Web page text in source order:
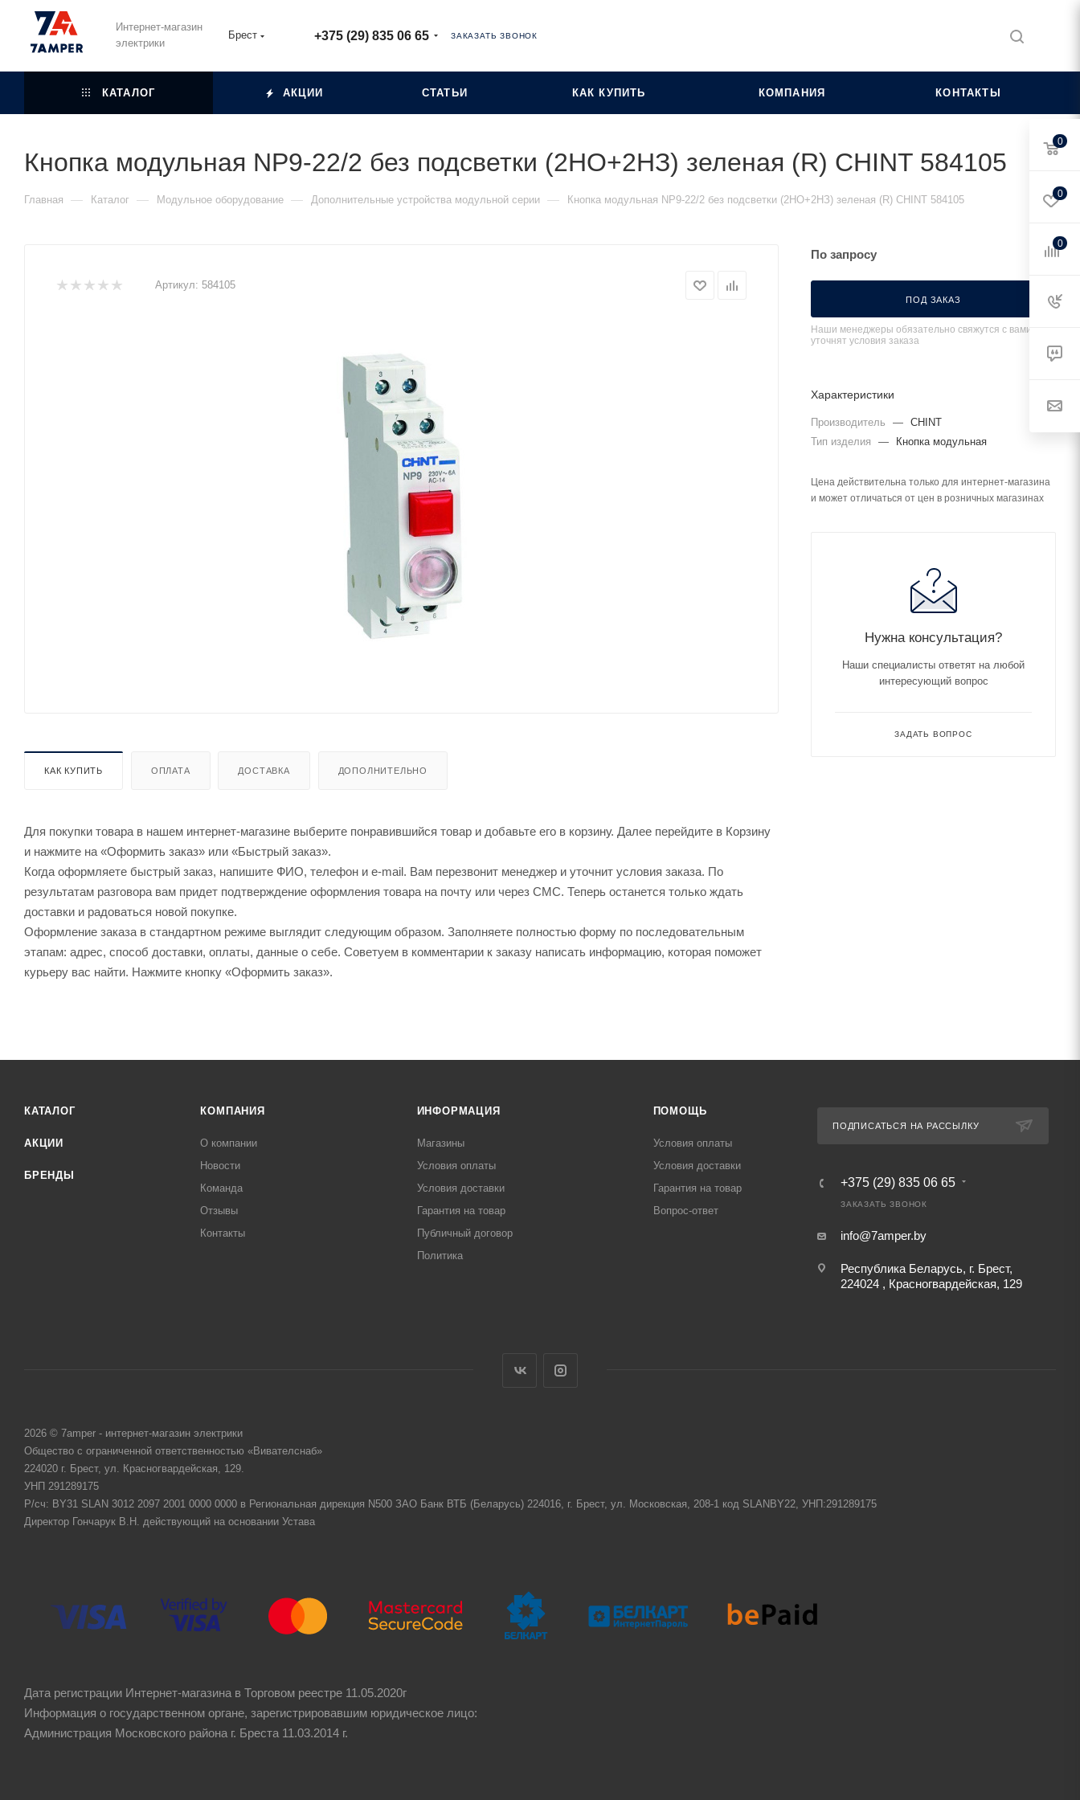
Интернет-магазин
электрики
Брест +375 (29) 835 06 65 ЗАКАЗАТЬ ЗВОНОК
КАТАЛОГ АКЦИИ СТАТЬИ КАК КУПИТЬ КОМПАНИЯ КОНТАКТЫ
Кнопка модульная NP9-22/2 без подсветки (2НО+2НЗ) зеленая (R) CHINT 584105
Главная — Каталог — Модульное оборудование — Дополнительные устройства модульной серии — Кнопка модульная NP9-22/2 без подсветки (2НО+2НЗ) зеленая (R) CHINT 584105
Артикул: 584105
КАК КУПИТЬ ОПЛАТА ДОСТАВКА ДОПОЛНИТЕЛЬНО
Для покупки товара в нашем интернет-магазине выберите понравившийся товар и добавьте его в корзину. Далее перейдите в Корзину
и нажмите на «Оформить заказ» или «Быстрый заказ».
Когда оформляете быстрый заказ, напишите ФИО, телефон и e-mail. Вам перезвонит менеджер и уточнит условия заказа. По
результатам разговора вам придет подтверждение оформления товара на почту или через СМС. Теперь останется только ждать
доставки и радоваться новой покупке.
Оформление заказа в стандартном режиме выглядит следующим образом. Заполняете полностью форму по последовательным
этапам: адрес, способ доставки, оплаты, данные о себе. Советуем в комментарии к заказу написать информацию, которая поможет
курьеру вас найти. Нажмите кнопку «Оформить заказ».
По запросу
ПОД ЗАКАЗ
Наши менеджеры обязательно свяжутся с вами и
уточнят условия заказа
Характеристики
Производитель — CHINT
Тип изделия
— Кнопка модульная
Цена действительна только для интернет-магазина
и может отличаться от цен в розничных магазинах
Нужна консультация?
Наши специалисты ответят на любой
интересующий вопрос
ЗАДАТЬ ВОПРОС
КАТАЛОГ
АКЦИИ
БРЕНДЫ
КОМПАНИЯ
О компании
Новости
Команда
Отзывы
Контакты
ИНФОРМАЦИЯ
Магазины
Условия оплаты
Условия доставки
Гарантия на товар
Публичный договор
Политика
ПОМОЩЬ
Условия оплаты
Условия доставки
Гарантия на товар
Вопрос-ответ
ПОДПИСАТЬСЯ НА РАССЫЛКУ
+375 (29) 835 06 65
ЗАКАЗАТЬ ЗВОНОК
info@7amper.by
Республика Беларусь, г. Брест,
224024 , Красногвардейская, 129
2026 © 7amper - интернет-магазин электрики
Общество с ограниченной ответственностью «Вивателснаб»
224020 г. Брест, ул. Красногвардейская, 129.
УНП 291289175
Р/сч: BY31 SLAN 3012 2097 2001 0000 0000 в Региональная дирекция N500 ЗАО Банк ВТБ (Беларусь) 224016, г. Брест, ул. Московская, 208-1 код SLANBY22, УНП:291289175
Директор Гончарук В.Н. действующий на основании Устава
Дата регистрации Интернет-магазина в Торговом реестре 11.05.2020г
Информация о государственном органе, зарегистрировавшим юридическое лицо:
Администрация Московского района г. Бреста 11.03.2014 г.
0
0
0